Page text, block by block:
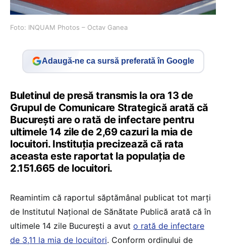
Foto: INQUAM Photos – Octav Ganea
Adaugă-ne ca sursă preferată în Google
Buletinul de presă transmis la ora 13 de
Grupul de Comunicare Strategică arată că
București are o rată de infectare pentru
ultimele 14 zile de 2,69 cazuri la mia de
locuitori. Instituția precizează că rata
aceasta este raportat la populația de
2.151.665 de locuitori.
Reamintim că raportul săptămânal publicat tot marți
de Institutul Național de Sănătate Publică arată că în
ultimele 14 zile București a avut o rată de infectare
de 3,11 la mia de locuitori. Conform ordinului de